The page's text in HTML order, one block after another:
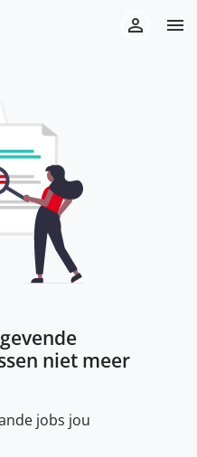
niet meer
jobs jou